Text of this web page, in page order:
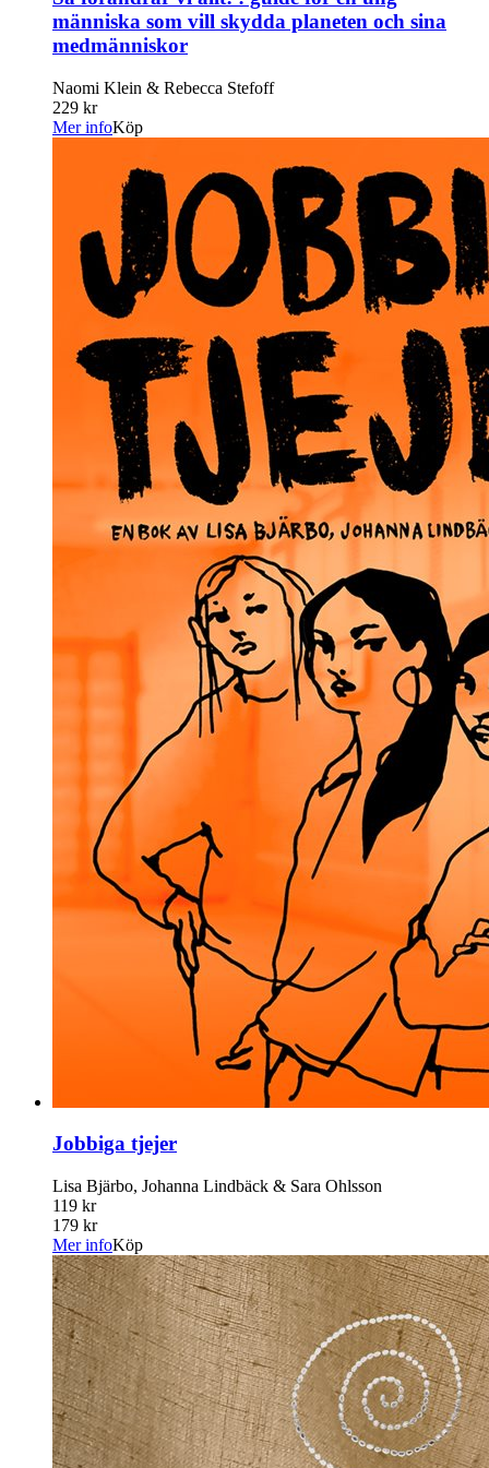
människa som vill skydda planeten och sina
medmänniskor
Naomi Klein & Rebecca Stefoff
229 kr
Mer infoKöp
Jobbiga tjejer
Lisa Bjärbo, Johanna Lindbäck & Sara Ohlsson
119 kr
179 kr
Mer infoKöp